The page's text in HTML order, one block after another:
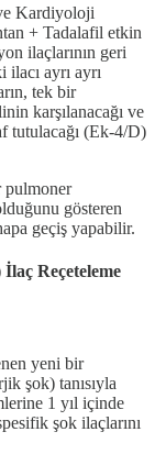
Kardiyoloji
+ Tadalafil etkin
ilaçlarının geri
ayrı ayrı
tek bir
karşılanacağı ve
tutulacağı (Ek-4/D)
pulmoner
gösteren
geçiş yapabilir.
Reçeteleme
yeni bir
şok) tanısıyla
1 yıl içinde
şok ilaçlarını